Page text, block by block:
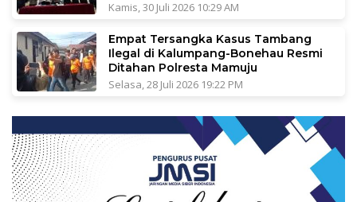
Kamis, 30 Juli 2026 10:29 AM
Empat Tersangka Kasus Tambang
Ilegal di Kalumpang-Bonehau Resmi
Ditahan Polresta Mamuju
Selasa, 28 Juli 2026 19:22 PM